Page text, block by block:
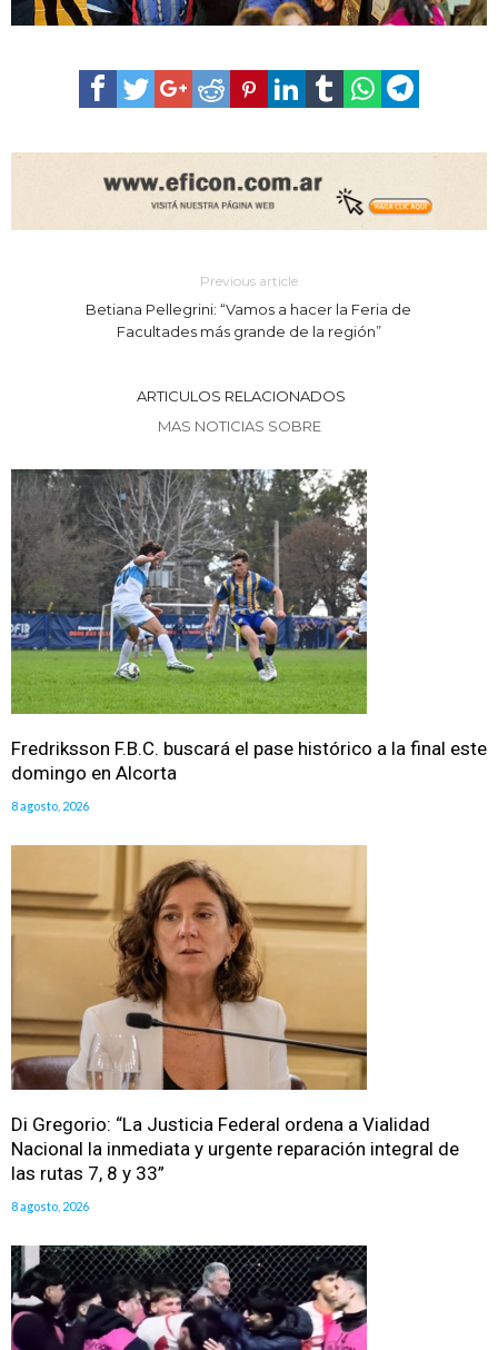
Previous article
Betiana Pellegrini: “Vamos a hacer la Feria de
Facultades más grande de la región”
ARTICULOS RELACIONADOS
MAS NOTICIAS SOBRE
Fredriksson F.B.C. buscará el pase histórico a la final este
domingo en Alcorta
8 agosto, 2026
Di Gregorio: “La Justicia Federal ordena a Vialidad
Nacional la inmediata y urgente reparación integral de
las rutas 7, 8 y 33”
8 agosto, 2026